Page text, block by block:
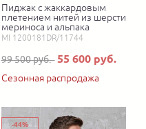
Пиджак с жаккардовым
плетением нитей из шерсти
мериноса и альпака
MI 1200181DR/11744
99 500 руб. 55 600 руб.
Сезонная распродажа
-44%